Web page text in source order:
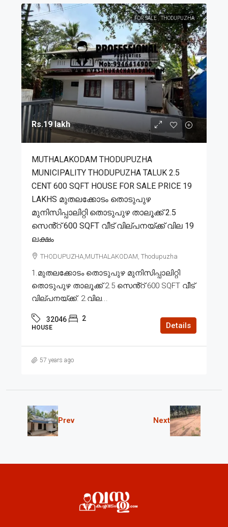
FOR SALE THODUPUZHA
Rs.19 lakh
MUTHALAKODAM THODUPUZHA
MUNICIPALITY THODUPUZHA TALUK 2.5
CENT 600 SQFT HOUSE FOR SALE PRICE 19
LAKHS മുതലക്കോടം തൊടുപുഴ
മുനിസിപ്പാലിറ്റി തൊടുപുഴ താലൂക്ക് 2.5
സെൻ്റ് 600 SQFT വീട് വില്പനയ്ക്ക് വില 19
ലക്ഷം
THODUPUZHA,MUTHALAKODAM, Thodupuzha
1.മുതലക്കോടം തൊടുപുഴ മുനിസിപ്പാലിറ്റി
തൊടുപുഴ താലൂക്ക് 2.5 സെൻ്റ് 600 SQFT വീട്
വില്പനയ്ക്ക്. 2.വില...
32046 2
HOUSE Details
57 years ago
Prev Next